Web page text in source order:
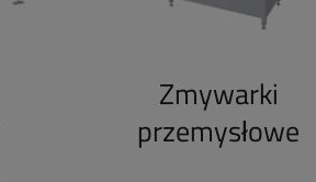
Zmywarki
przemysłowe